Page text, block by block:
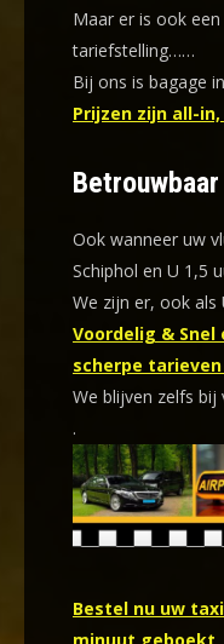
Maar er is ook
tariefstelling……
Bij ons is bagage
Prijzen zijn all-
Ook wanneer uw
Schiphol en U 1,5
We zijn er, ook
Voordelig &
scherpe
We blijven zelfs bij
.
Bestel nu uw